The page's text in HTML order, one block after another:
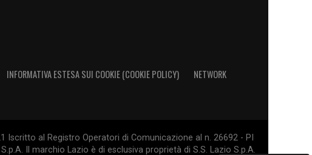
INFORMATIVA ESTESA SUI COOKIE (COOKIE POLICY) NETWORK
al Registro Operatori di Comunicazione al n. 26692 - PI
Il marchio Lazio è di esclusiva proprietà di S.S. Lazio S.p.A.